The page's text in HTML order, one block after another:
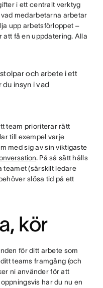
i ett centralt verktyg
medarbetarna arbetar
upp arbetsförloppet –
att få en uppdatering. Alla
och arbete i ett
insyn i vad
team prioriterar rätt
till exempel varje
med sig av sin viktigaste
. På så sätt hålls
teamet (särskilt ledare
slösa tid på ett
kör
för ditt arbete som
teams framgång (och
ni använder för att
har du nu en